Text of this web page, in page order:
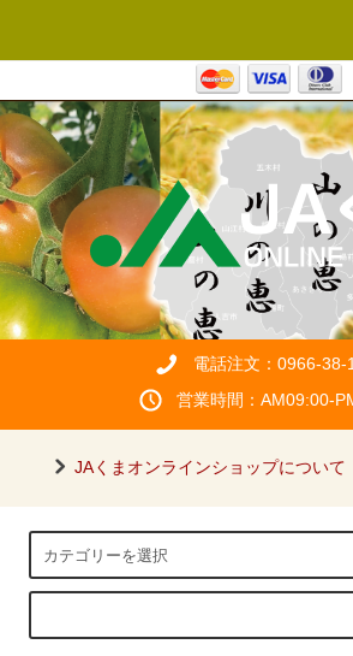
電話注文：0966-38-
営業時間：AM09:00-
JAくまオンラインショップについて